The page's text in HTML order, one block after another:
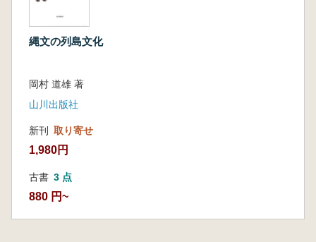
縄文の列島文化
岡村 道雄 著
山川出版社
新刊 取り寄せ
1,980円
古書 3 点
880 円~